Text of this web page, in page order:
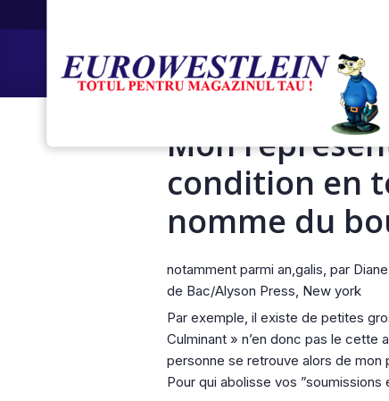
Mon
condition en
nomme du
notamment parmi an,galis, par
de Bac/Alyson Press, New york
Par exemple, il existe de petites
Culminant » n’en donc pas le cette
personne se retrouve alors de mon
Pour qui abolisse vos